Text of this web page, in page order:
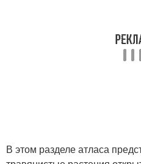
В этом разделе атласа